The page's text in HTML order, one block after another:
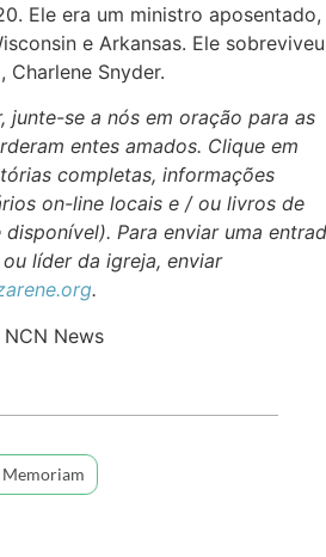
Ele era um ministro aposentado,
e Arkansas. Ele sobreviveu
Charlene Snyder.
junte-se a nós em oração para as
entes amados. Clique em
completas, informações
on-line locais e / ou livros de
Para enviar uma
líder da igreja, enviar
.
News
Memoriam